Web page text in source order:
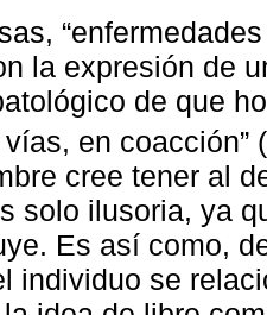
la expresión de
de que
en coacción” (
cree tener al
solo ilusoria, ya
Es así como,
individuo se